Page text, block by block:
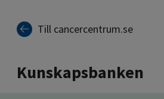
Till cancercentrum.se
Kunskapsbanken